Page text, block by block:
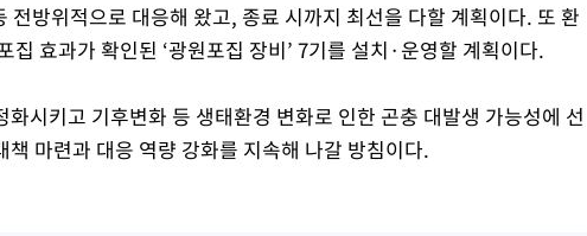
전방위적으로 대응해 왔고, 종료 시까지 최선을 다할 계획이다. 또 환
집 효과가 확인된 ‘광원포집 장비’ 7기를 설치·운영할 계획이다.
시키고 기후변화 등 생태환경 변화로 인한 곤충 대발생 가능성에 선
마련과 대응 역량 강화를 지속해 나갈 방침이다.